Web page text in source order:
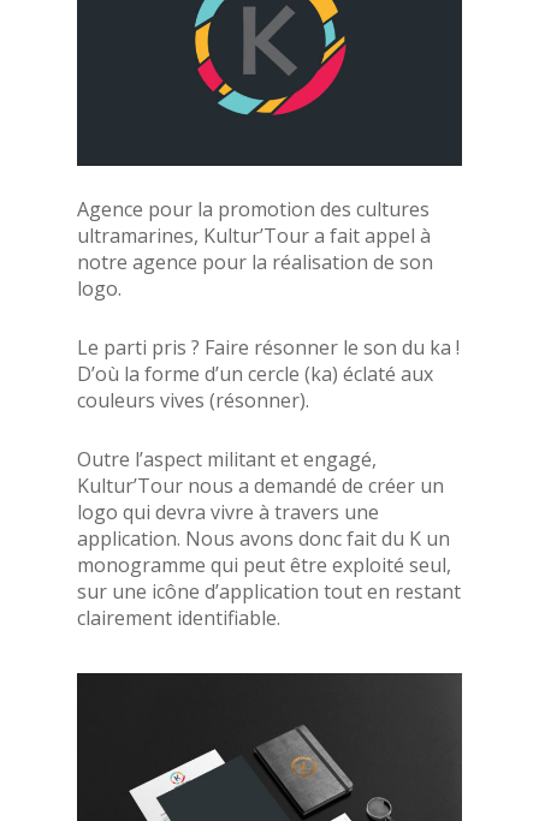
Agence pour la promotion des cultures
ultramarines, Kultur’Tour a fait appel à
notre agence pour la réalisation de son
logo.
Le parti pris ? Faire résonner le son du ka !
D’où la forme d’un cercle (ka) éclaté aux
couleurs vives (résonner).
Outre l’aspect militant et engagé,
Kultur’Tour nous a demandé de créer un
logo qui devra vivre à travers une
application. Nous avons donc fait du K un
monogramme qui peut être exploité seul,
sur une icône d’application tout en restant
clairement identifiable.